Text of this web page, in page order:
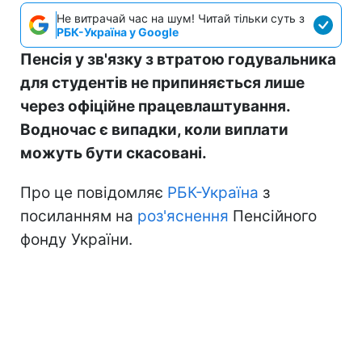
Не витрачай час на шум! Читай тільки суть з
РБК-Україна у Google
Пенсія у зв'язку з втратою годувальника
для студентів не припиняється лише
через офіційне працевлаштування.
Водночас є випадки, коли виплати
можуть бути скасовані.
Про це повідомляє РБК-Україна з
посиланням на роз'яснення Пенсійного
фонду України.